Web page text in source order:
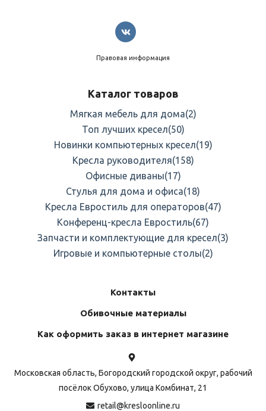
Правовая информация
Каталог товаров
Мягкая мебель для дома(2)
Топ лучших кресел(50)
Новинки компьютерных кресел(19)
Кресла руководителя(158)
Офисные диваны(17)
Стулья для дома и офиса(18)
Кресла Евростиль для операторов(47)
Конференц-кресла Евростиль(67)
Запчасти и комплектующие для кресел(3)
Игровые и компьютерные столы(2)
Контакты
Обивочные материалы
Как оформить заказ в интернет магазине
Московская область, Богородский городской округ, рабочий
посёлок Обухово, улица Комбинат, 21
retail@kresloonline.ru